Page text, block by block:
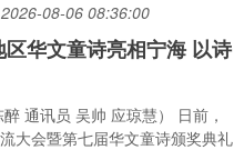
2026-08-06 08:36:00
华文童诗亮相宁海 以诗
通讯员 吴帅 应琼慧） 日前，
大会暨第七届华文童诗颁奖典礼